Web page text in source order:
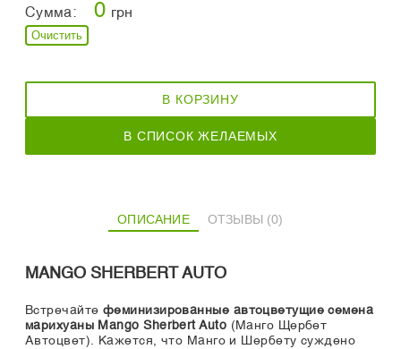
Сумма: 0 грн
Очистить
В КОРЗИНУ
В СПИСОК ЖЕЛАЕМЫХ
ОПИСАНИЕ ОТЗЫВЫ (0)
MANGO SHERBERT AUTO
Встречайте феминизированные автоцветущие семена
марихуаны Mango Sherbert Auto (Манго Щербет
Автоцвет). Кажется, что Манго и Шербету суждено